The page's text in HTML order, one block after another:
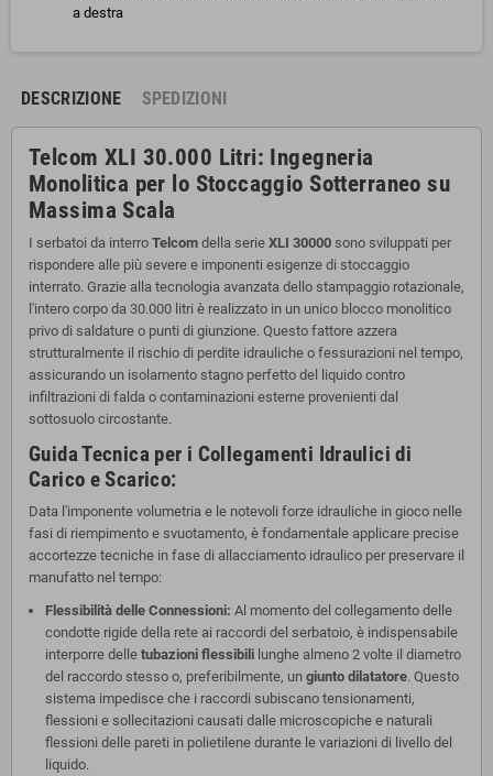
a destra
DESCRIZIONE SPEDIZIONI
Telcom XLI 30.000 Litri: Ingegneria
Monolitica per lo Stoccaggio Sotterraneo su
Massima Scala
I serbatoi da interro Telcom della serie XLI 30000 sono sviluppati per
rispondere alle più severe e imponenti esigenze di stoccaggio
interrato. Grazie alla tecnologia avanzata dello stampaggio rotazionale,
l'intero corpo da 30.000 litri è realizzato in un unico blocco monolitico
privo di saldature o punti di giunzione. Questo fattore azzera
strutturalmente il rischio di perdite idrauliche o fessurazioni nel tempo,
assicurando un isolamento stagno perfetto del liquido contro
infiltrazioni di falda o contaminazioni esterne provenienti dal
sottosuolo circostante.
Guida Tecnica per i Collegamenti Idraulici di
Carico e Scarico:
Data l'imponente volumetria e le notevoli forze idrauliche in gioco nelle
fasi di riempimento e svuotamento, è fondamentale applicare precise
accortezze tecniche in fase di allacciamento idraulico per preservare il
manufatto nel tempo:
Flessibilità delle Connessioni: Al momento del collegamento delle
condotte rigide della rete ai raccordi del serbatoio, è indispensabile
interporre delle tubazioni flessibili lunghe almeno 2 volte il diametro
del raccordo stesso o, preferibilmente, un giunto dilatatore. Questo
sistema impedisce che i raccordi subiscano tensionamenti,
flessioni e sollecitazioni causati dalle microscopiche e naturali
flessioni delle pareti in polietilene durante le variazioni di livello del
liquido.